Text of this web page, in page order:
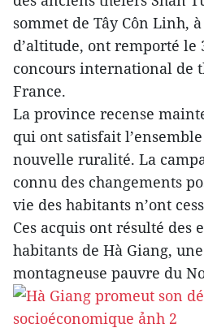
sommet de Tây Côn Linh,
d’altitude, ont remporté le
concours international de
France.
La province recense
qui ont satisfait
nouvelle ruralité. La
connu des changements
vie des habitants n’ont
Ces acquis ont résulté des
habitants de Hà Giang,
montagneuse pauvre du